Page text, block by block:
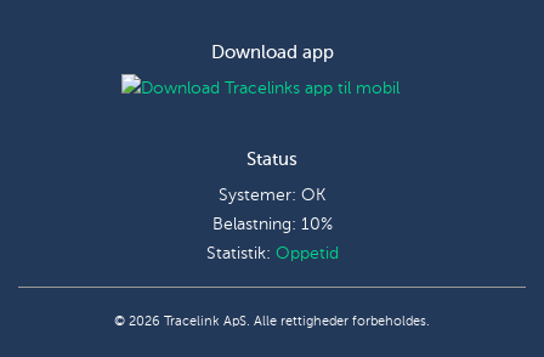
Download app
Status
Systemer: OK
Belastning: 10%
Statistik: Oppetid
© 2026 Tracelink ApS. Alle rettigheder forbeholdes.